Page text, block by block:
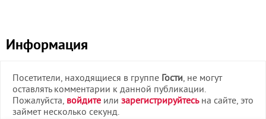
Информация
Посетители, находящиеся в группе Гости, не могут
оставлять комментарии к данной публикации.
Пожалуйста, войдите или зарегистрируйтесьна сайте, это
займет несколько секунд.